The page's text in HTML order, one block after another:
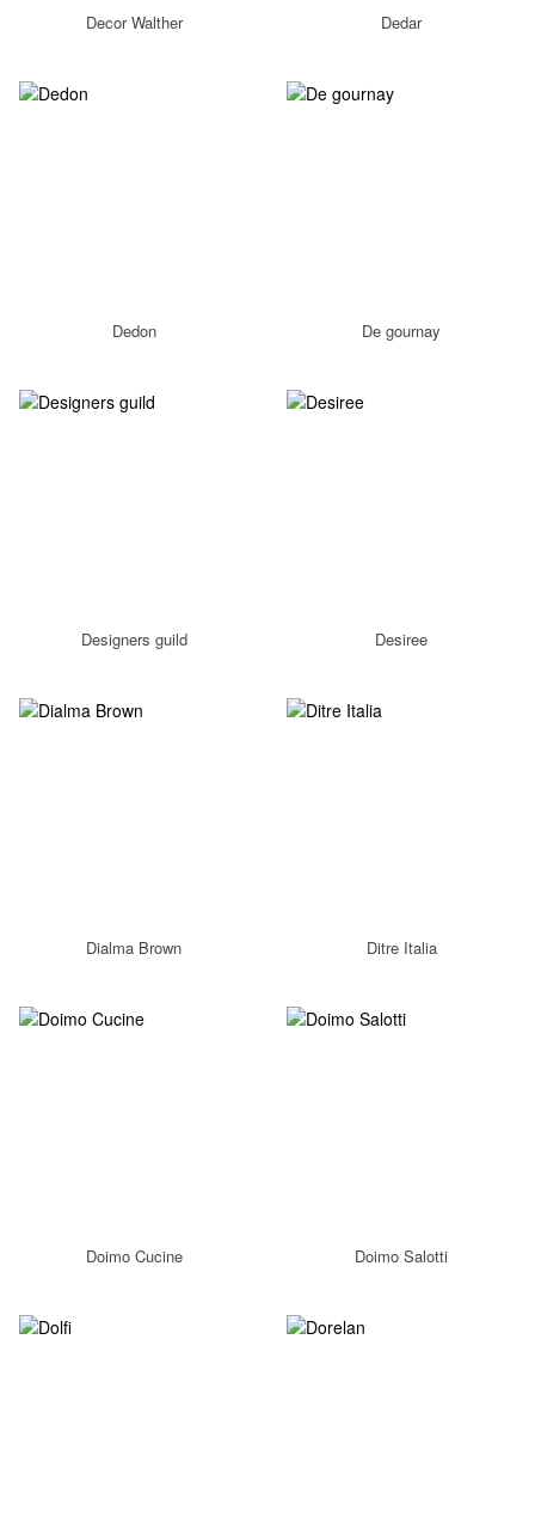
Decor Walther Dedar
Dedon De gournay
Designers guild Desiree
Dialma Brown Ditre Italia
Doimo Cucine Doimo Salotti